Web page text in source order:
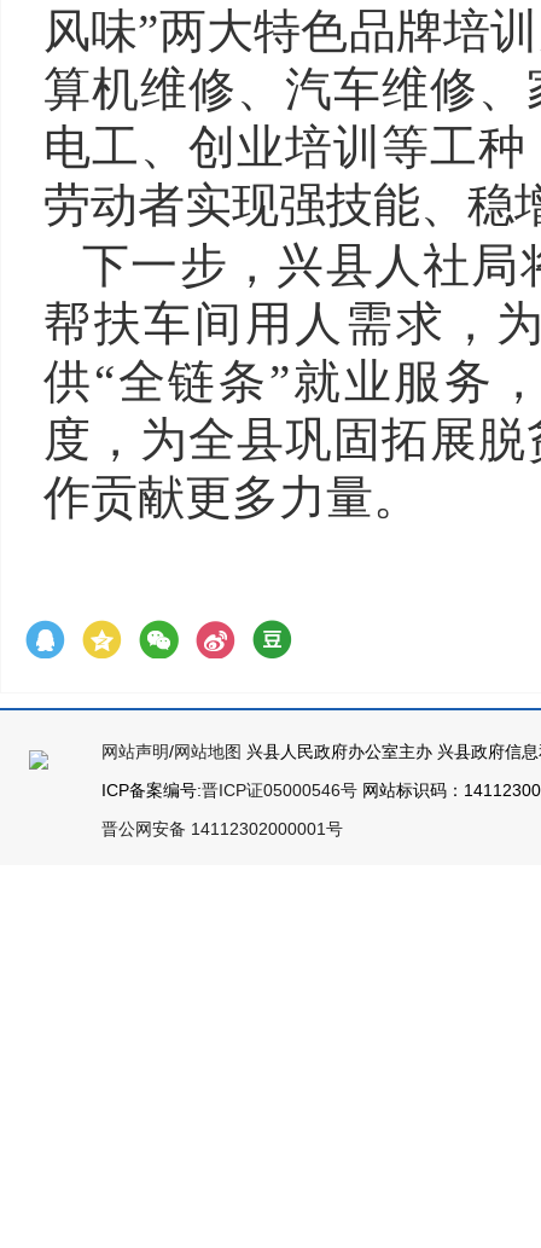
风味”两大特色品牌培
算机维修、汽车维修
电工、创业培训等工
劳动者实现强技能、稳
下一步，兴县人社局
帮扶车间用人需求，
供“全链条”就业服务
度，为全县巩固拓展
作贡献更多力量。
网站声明/网站地图 兴县人民政府办公室主办 兴县政府信
ICP备案编号:晋ICP证05000546号 网站标识码：
晋公网安备 14112302000001号